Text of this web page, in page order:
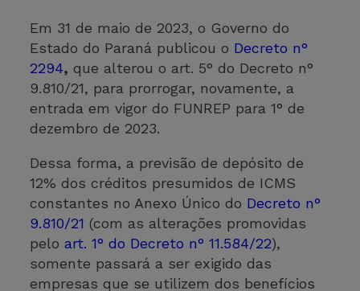
Em 31 de maio de 2023, o Governo do
Estado do Paraná publicou o Decreto n°
2294, que alterou o art. 5° do Decreto n°
9.810/21, para prorrogar, novamente, a
entrada em vigor do FUNREP para 1° de
dezembro de 2023.
Dessa forma, a previsão de depósito de
12% dos créditos presumidos de ICMS
constantes no Anexo Único do Decreto n°
9.810/21 (com as alterações promovidas
peloart. 1° do Decreto n° 11.584/22),
somente passará a ser exigido das
empresas que se utilizem dos benefícios